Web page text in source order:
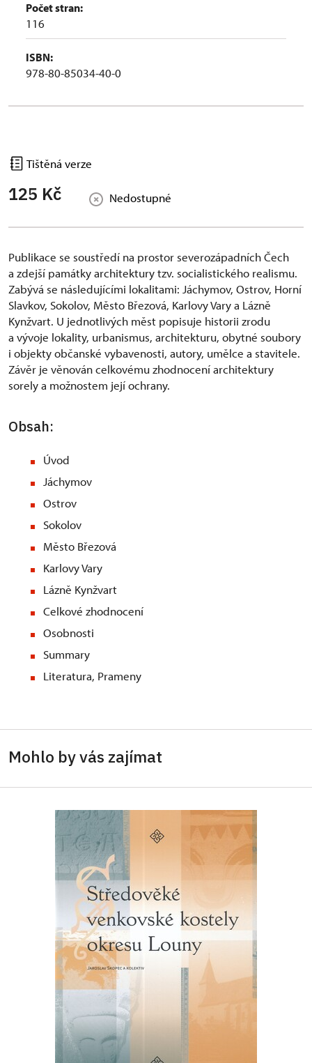
Počet stran:
116
ISBN:
978-80-85034-40-0
Tištěná verze
125 Kč Nedostupné
Publikace se soustředí na prostor severozápadních Čech
a zdejší památky architektury tzv. socialistického realismu.
Zabývá se následujícími lokalitami: Jáchymov, Ostrov, Horní
Slavkov, Sokolov, Město Březová, Karlovy Vary a Lázně
Kynžvart. U jednotlivých měst popisuje historii zrodu
a vývoje lokality, urbanismus, architekturu, obytné soubory
i objekty občanské vybavenosti, autory, umělce a stavitele.
Závěr je věnován celkovému zhodnocení architektury
sorely a možnostem její ochrany.
Obsah:
Úvod
Jáchymov
Ostrov
Sokolov
Město Březová
Karlovy Vary
Lázně Kynžvart
Celkové zhodnocení
Osobnosti
Summary
Literatura, Prameny
Mohlo by vás zajímat